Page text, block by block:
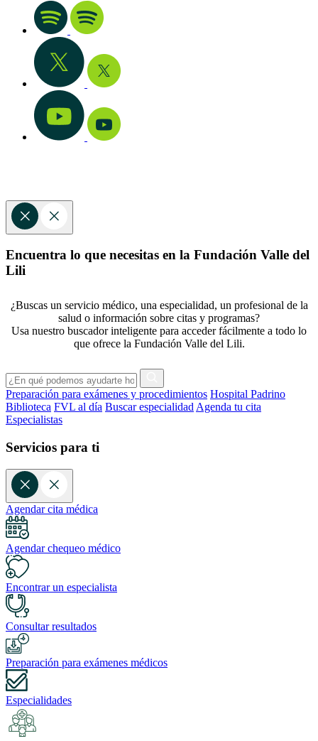
Encuentra lo que necesitas en la Fundación Valle del
Lili
¿Buscas un servicio médico, una especialidad, un profesional de la
salud o información sobre citas y programas?
Usa nuestro buscador inteligente para acceder fácilmente a todo lo
que ofrece la Fundación Valle del Lili.
Preparación para exámenes y procedimientos Hospital Padrino
Biblioteca FVL al día Buscar especialidad Agenda tu cita
Especialistas
Servicios para ti
Agendar cita médica
Agendar chequeo médico
Encontrar un especialista
Consultar resultados
Preparación para exámenes médicos
Especialidades